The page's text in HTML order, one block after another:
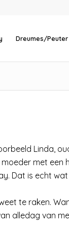
Dreumes/Peuter
Linda,
met een
Dat is echt
te raken.
alledag van